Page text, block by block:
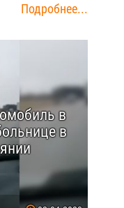
Подробнее...
в
в